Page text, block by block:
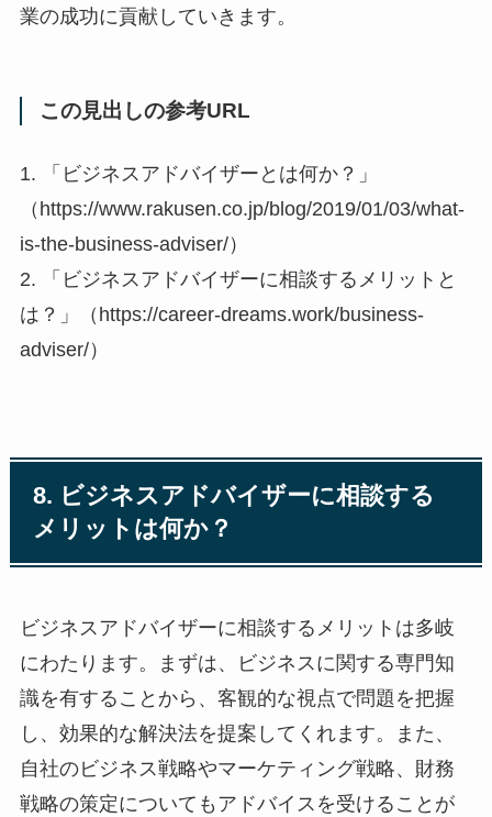
業の成功に貢献していきます。
この見出しの参考URL
1. 「ビジネスアドバイザーとは何か？」
（https://www.rakusen.co.jp/blog/2019/01/03/what-
is-the-business-adviser/）
2. 「ビジネスアドバイザーに相談するメリットと
は？」（https://career-dreams.work/business-
adviser/）
8. ビジネスアドバイザーに相談する
メリットは何か？
ビジネスアドバイザーに相談するメリットは多岐
にわたります。まずは、ビジネスに関する専門知
識を有することから、客観的な視点で問題を把握
し、効果的な解決法を提案してくれます。また、
自社のビジネス戦略やマーケティング戦略、財務
戦略の策定についてもアドバイスを受けることが